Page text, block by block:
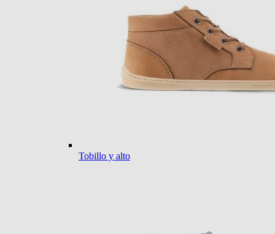
Tobillo y alto